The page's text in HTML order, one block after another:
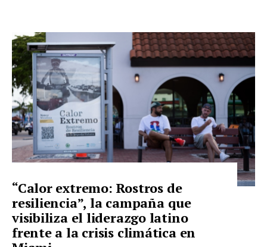
“Calor extremo: Rostros de
resiliencia”, la campaña que
visibiliza el liderazgo latino
frente a la crisis climática en